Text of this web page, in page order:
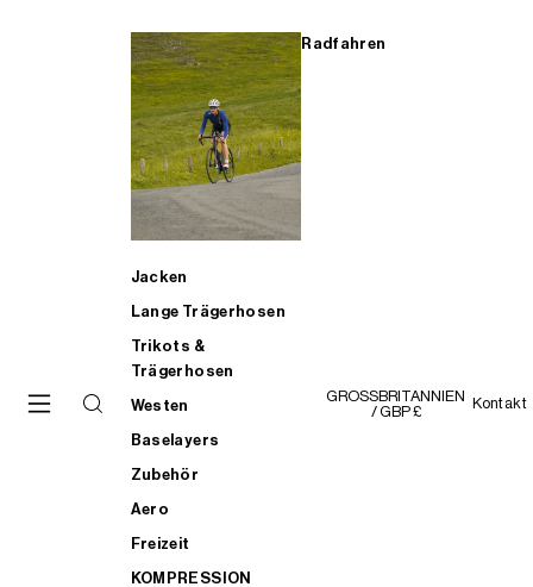
Radfahren
Jacken
Lange Trägerhosen
Trikots &
Trägerhosen
Westen
Baselayers
Zubehör
Aero
Freizeit
KOMPRESSION
GROSSBRITANNIEN
/ GBP £
Kontakt